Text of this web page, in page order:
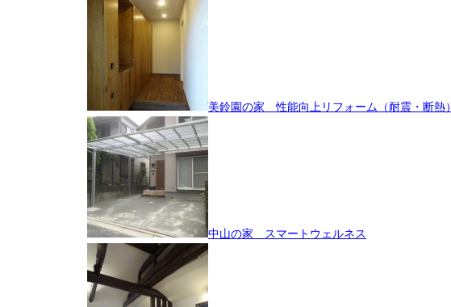
美鈴園の家 性能向上リフォーム（耐震・断熱）
中山の家 スマートウェルネス